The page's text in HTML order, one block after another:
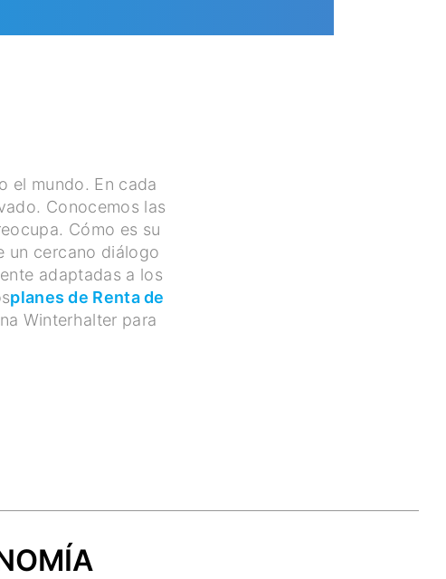
el mundo. En cada
Conocemos las
Cómo es su
un cercano diálogo
adaptadas a los
planes de Renta de
Winterhalter para